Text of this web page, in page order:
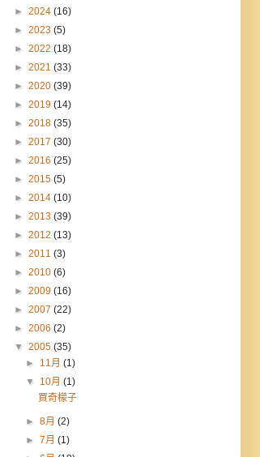
► 2024 (16)
► 2023 (5)
► 2022 (18)
► 2021 (33)
► 2020 (39)
► 2019 (14)
► 2018 (35)
► 2017 (30)
► 2016 (25)
► 2015 (5)
► 2014 (10)
► 2013 (39)
► 2012 (13)
► 2011 (3)
► 2010 (6)
► 2009 (16)
► 2007 (22)
► 2006 (2)
▼ 2005 (35)
► 11月(1)
▼ 10月(1)
買奇檬子
►8月(2)
►7月(1)